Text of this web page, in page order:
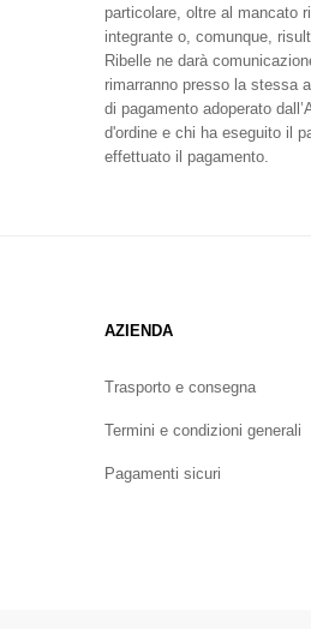
particolare, oltre al mancato
integrante o, comunque,
Ribelle ne darà
rimarranno presso la stessa
di pagamento adoperato
d'ordine e chi ha eseguito il
effettuato il pagamento.
AZIENDA
Trasporto e consegna
Termini e condizioni generali
Pagamenti sicuri